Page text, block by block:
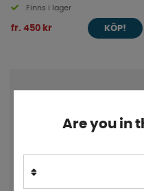
Finns i lager
fr. 450 kr KÖP!
Are you in